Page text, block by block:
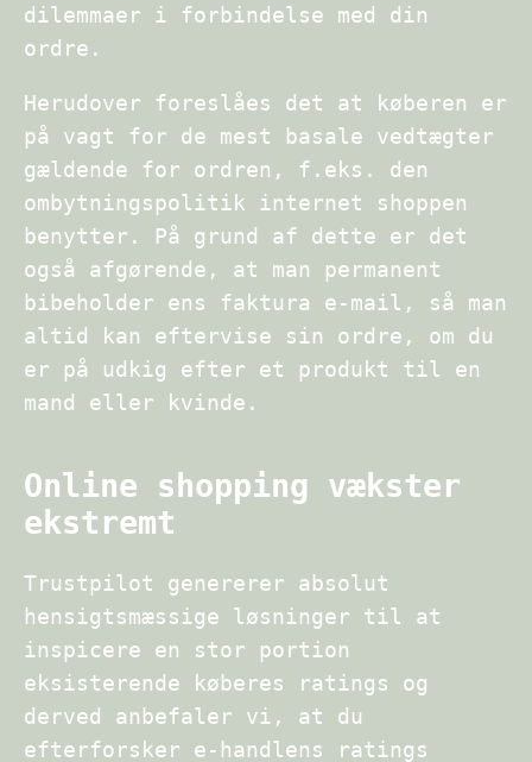
dilemmaer i forbindelse med din
ordre.
Herudover foreslåes det at køberen er
på vagt for de mest basale vedtægter
gældende for ordren, f.eks. den
ombytningspolitik internet shoppen
benytter. På grund af dette er det
også afgørende, at man permanent
bibeholder ens faktura e-mail, så man
altid kan eftervise sin ordre, om du
er på udkig efter et produkt til en
mand eller kvinde.
Online shopping vækster
ekstremt
Trustpilot genererer absolut
hensigtsmæssige løsninger til at
inspicere en stor portion
eksisterende køberes ratings og
derved anbefaler vi, at du
efterforsker e-handlens ratings